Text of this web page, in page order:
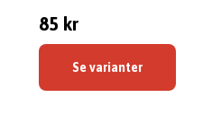
85 kr
Se varianter